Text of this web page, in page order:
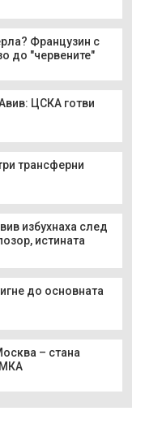
Французин с
до "червените"
ЦСКА готви
трансферни
избухнаха след
истината
до основната
– стана